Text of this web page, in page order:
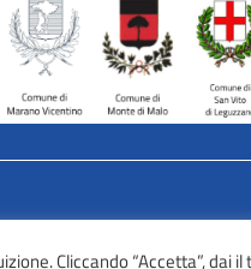
Cliccando “Accetta”, dai